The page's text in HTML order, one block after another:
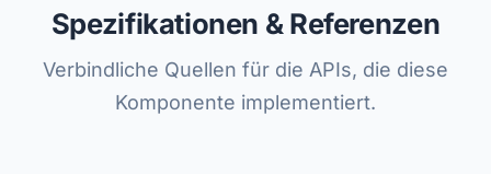
Spezifikationen & Referenzen
Verbindliche Quellen für die APIs, die diese
Komponente implementiert.